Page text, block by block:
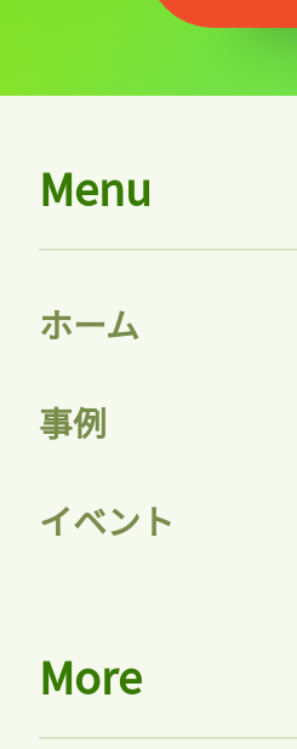
Menu
ホーム
事例
イベント
More